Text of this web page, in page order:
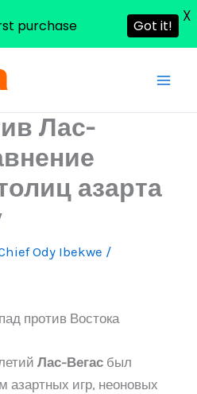
Лас-
азарта
Ody Ibekwe /
против Востока
Лас-Вегас был
игр, неоновых
purchase Got it!
X